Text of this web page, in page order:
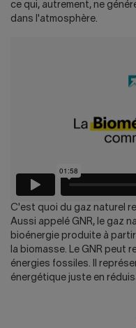
ce qui, autrement, ne
dans l'atmosphère.
C'est quoi du gaz naturel
Aussi appelé GNR, le gaz
bioénergie produite à
la biomasse. Le GNR peut
énergies fossiles. Il
énergétique juste en